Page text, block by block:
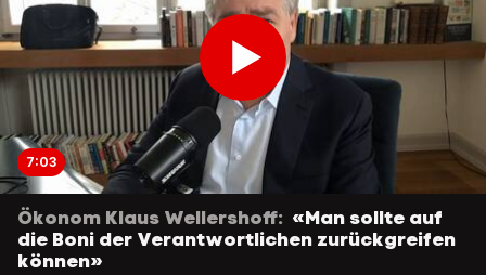
7:03
Ökonom Klaus Wellershoff: «Man sollte auf
die Boni der Verantwortlichen zurückgreifen
können»